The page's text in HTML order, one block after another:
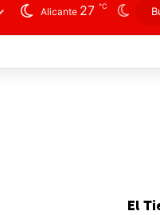
Alicante 27 ℃
a la selección española
El